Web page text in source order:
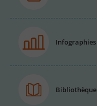
Infographies
Bibliothèque